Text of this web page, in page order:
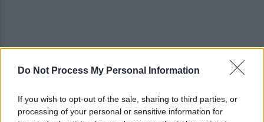
Do Not Process My Personal Information
If you wish to opt-out of the sale, sharing to third parties, or
processing of your personal or sensitive information for
Copagri: bene intervento su gasolio ma al Sannio